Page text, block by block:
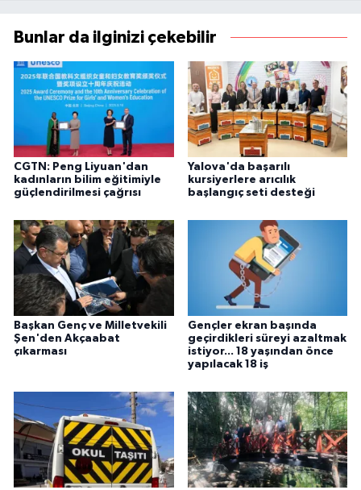
Bunlar da ilginizi çekebilir
CGTN: Peng Liyuan'dan
kadınların bilim eğitimiyle
güçlendirilmesi çağrısı
Yalova'da başarılı
kursiyerlere arıcılık
başlangıç seti desteği
Başkan Genç ve Milletvekili
Şen'den Akçaabat
çıkarması
Gençler ekran başında
geçirdikleri süreyi azaltmak
istiyor... 18 yaşından önce
yapılacak 18 iş